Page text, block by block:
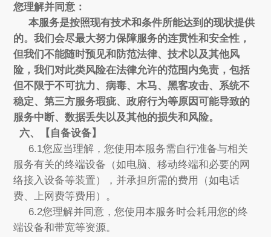
您理解并同意：
本服务是按照现有技术和条件所能达到的现状提供
的。我们会尽最大努力保障服务的连贯性和安全性，
但我们不能随时预见和防范法律、技术以及其他风
险，我们对此类风险在法律允许的范围内免责，包括
但不限于不可抗力、病毒、木马、黑客攻击、系统不
稳定、第三方服务瑕疵、政府行为等原因可能导致的
服务中断、数据丢失以及其他的损失和风险。
六、【自备设备】
6.1您应当理解，您使用本服务需自行准备与相关
服务有关的终端设备（如电脑、移动终端和必要的网
络接入设备等装置），并承担所需的费用（如电话
费、上网费等费用）。
6.2您理解并同意，您使用本服务时会耗用您的终
端设备和带宽等资源。